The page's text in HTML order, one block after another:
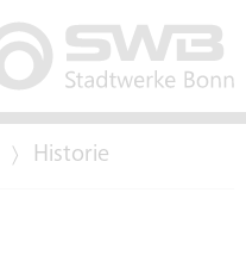
Historie